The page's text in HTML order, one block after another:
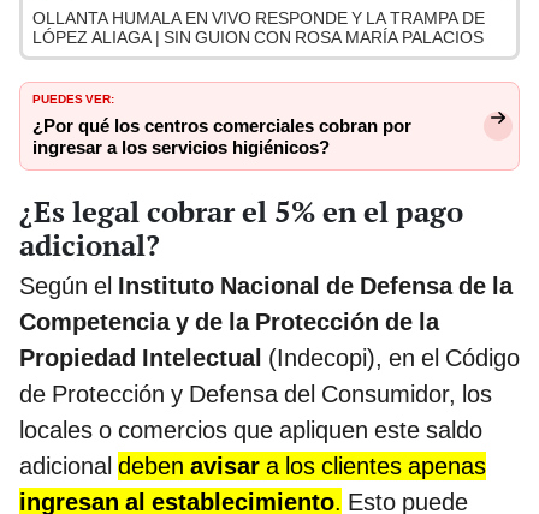
OLLANTA HUMALA EN VIVO RESPONDE Y LA TRAMPA DE
LÓPEZ ALIAGA | SIN GUION CON ROSA MARÍA PALACIOS
PUEDES VER:
¿Por qué los centros comerciales cobran por
ingresar a los servicios higiénicos?
¿Es legal cobrar el 5% en el pago
adicional?
Según el Instituto Nacional de Defensa de la
Competencia y de la Protección de la
Propiedad Intelectual (Indecopi), en el Código
de Protección y Defensa del Consumidor, los
locales o comercios que apliquen este saldo
adicional deben avisar a los clientes apenas
ingresan al establecimiento. Esto puede